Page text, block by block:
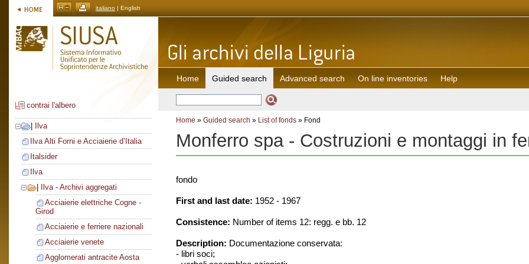
italiano | English
contrai l'albero
Ilva
Ilva Alti Forni e Acciaierie d’Italia
Italsider
Ilva
Ilva - Archivi aggregati
Acciaierie elettriche Cogne -
Girod
Acciaierie e ferriere nazionali
Acciaierie venete
Agglomerati antracite Aosta
Home Guided search Advanced search On line inventories Help
Home » Guided search » List of fonds » Fond
Monferro spa - Costruzioni e montaggi in
fondo
First and last date: 1952 - 1967
Consistence: Number of items 12: regg. e bb. 12
Description: Documentazione conservata:
- libri soci;